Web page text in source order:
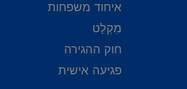
איחוד משפחות
מִקְלָט
חוק ההגירה
פגיעה אישית